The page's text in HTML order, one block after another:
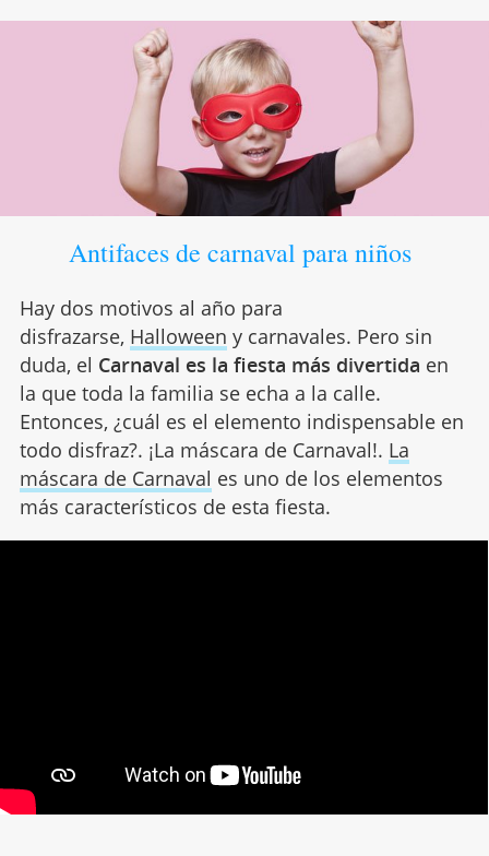
Antifaces de carnaval para niños
Hay dos motivos al año para
disfrazarse, Halloween y carnavales. Pero sin
duda, el Carnaval es la fiesta más divertida en
la que toda la familia se echa a la calle.
Entonces, ¿cuál es el elemento indispensable en
todo disfraz?. ¡La máscara de Carnaval!. La
máscara de Carnaval es uno de los elementos
más característicos de esta fiesta.